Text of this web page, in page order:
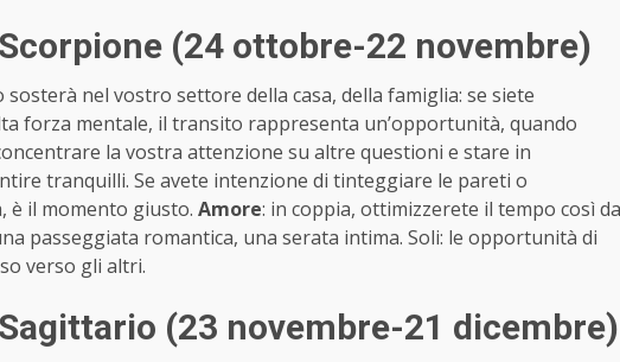
(24 ottobre-22 novembre)
nel vostro settore della casa, della famiglia: se siete
forza mentale, il transito rappresenta un’opportunità, quando
la vostra attenzione su altre questioni e stare in
tranquilli. Se avete intenzione di tinteggiare le pareti o
è il momento giusto. Amore: in coppia, ottimizzerete il tempo così da
passeggiata romantica, una serata intima. Soli: le opportunità di
verso gli altri.
(23 novembre-21 dicembre)